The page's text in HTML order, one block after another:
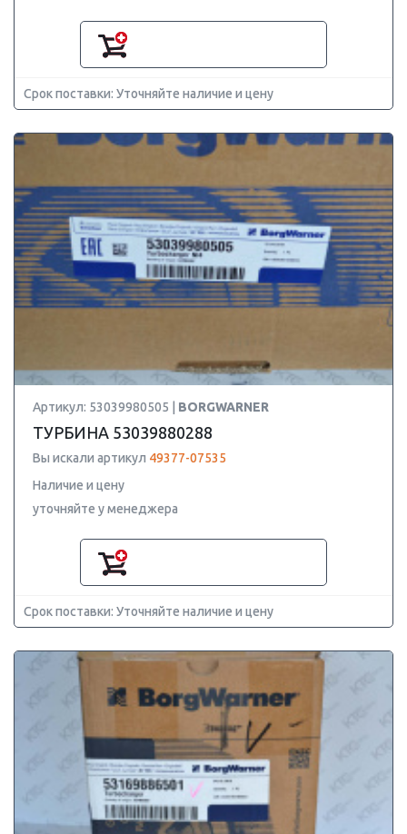
Срок поставки: Уточняйте наличие и цену
Артикул: 53039980505 | BORGWARNER
ТУРБИНА 53039880288
Вы искали артикул 49377-07535
Наличие и цену
уточняйте у менеджера
Срок поставки: Уточняйте наличие и цену